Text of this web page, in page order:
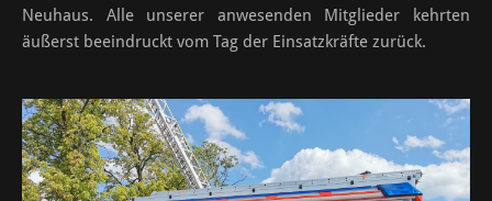
Neuhaus. Alle unserer anwesenden Mitglieder kehrten
äußerst beeindruckt vom Tag der Einsatzkräfte zurück.